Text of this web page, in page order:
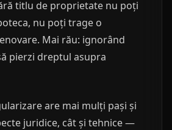
titlu de proprietate nu poți
nu poți trage o
Mai rău: ignorând
pierzi dreptul asupra
are mai mulți pași și
juridice, cât și tehnice —